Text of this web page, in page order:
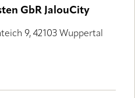
GbR JalouCity
9, 42103 Wuppertal